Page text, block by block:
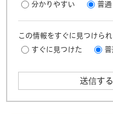
分かりやすい
普通
この情報をすぐに見つけら
すぐに見つけた
普